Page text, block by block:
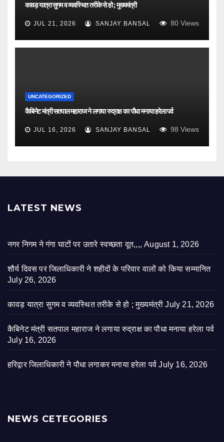
कावड़ यात्रा सुगम व व्यवस्थित तरीके से हो ; मुख्यमंत्री
JUL 21, 2026 SANJAY BANSAL 80 Views
UNCATEGORIZED
कैबिनेट मंत्री सतपाल महाराज ने लगाया रुद्राक्ष का पौधा मनाया हरेला पर्व
JUL 16, 2026 SANJAY BANSAL 98 Views
LATEST NEWS
नगर निगम ने गंगा घाटों पर उतारे स्वच्छता दूत,,,, August 1, 2026
शौर्य दिवस पर जिलाधिकारी ने शहीदों के परिवार वालों को किया सम्मानित
July 26, 2026
कावड़ यात्रा सुगम व व्यवस्थित तरीके से हो ; मुख्यमंत्री July 21, 2026
कैबिनेट मंत्री सतपाल महाराज ने लगाया रुद्राक्ष का पौधा मनाया हरेला पर्व
July 16, 2026
हरिद्वार जिलाधिकारी ने पौधा लगाकर मनाया हरेला पर्व July 16, 2026
NEWS CETEGORIES